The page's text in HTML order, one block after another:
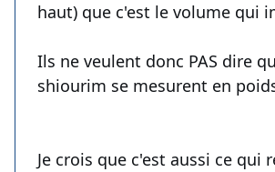
haut) que c'est le volume qui
Ils ne veulent donc PAS dire
shiourim se mesurent en
Je crois que c'est aussi ce qui